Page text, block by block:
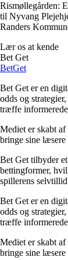
Rismøllegården:
til Nyvang
Randers
Lær os at kende
Bet Get
BetGet
Bet Get er en
odds og
træffe
Mediet er skabt
bringe sine
Bet Get tilbyder
bettingformer,
spillerens
Bet Get er en
odds og
træffe
Mediet er skabt
bringe sine